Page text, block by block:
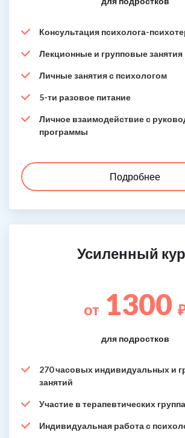
Консультация психолога-
Лекционные и групповые занятия
Личные занятия с психологом
5-ти разовое питание
Личное взаимодействие с
программы
Подробнее
Усиленный
от 1300
для подростков
270 часовых индивидуальных и
занятий
Участие в терапевтических
Индивидуальная работа с